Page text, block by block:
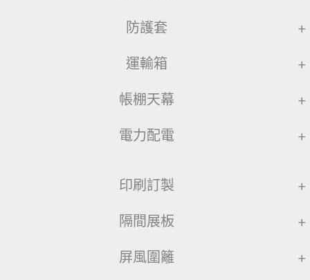
防護套 +
運輸箱 +
帳棚天幕 +
電力配電 +
印刷訂製 +
隔間展板 +
屏風圍籬 +